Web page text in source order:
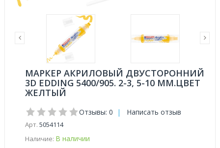
МАРКЕР АКРИЛОВЫЙ ДВУСТОРОННИЙ
3D EDDING 5400/905. 2-3, 5-10 ММ.ЦВЕТ
ЖЕЛТЫЙ
Отзывы: 0 | Написать отзыв
Арт. 5054114
Наличие: В наличии